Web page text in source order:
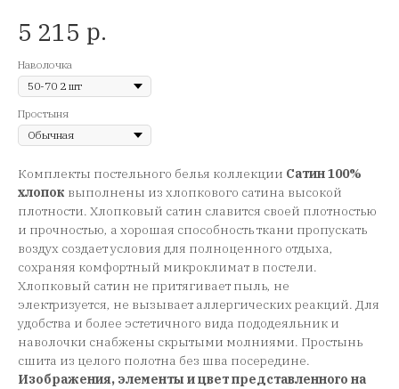
5 215 р.
Наволочка
Простыня
Комплекты постельного белья коллекции Сатин 100%
хлопок выполнены из хлопкового сатина высокой
плотности. Хлопковый сатин славится своей плотностью
и прочностью, а хорошая способность ткани пропускать
воздух создает условия для полноценного отдыха,
сохраняя комфортный микроклимат в постели.
Хлопковый сатин не притягивает пыль, не
электризуется, не вызывает аллергических реакций. Для
удобства и более эстетичного вида пододеяльник и
наволочки снабжены скрытыми молниями. Простынь
сшита из целого полотна без шва посередине.
Изображения, элементы и цвет представленного на